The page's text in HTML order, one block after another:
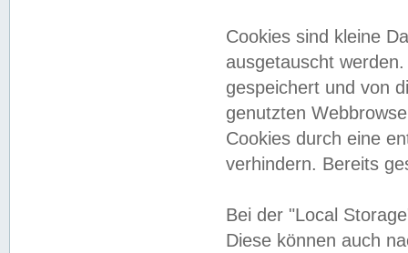
Cookies sind kleine
ausgetauscht
gespeichert und von
genutzten
Cookies durch eine
verhindern. Bereits
Bei der "Local
Diese können auch